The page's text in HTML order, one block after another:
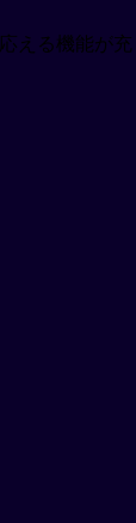
える機能が充
これか
ない！